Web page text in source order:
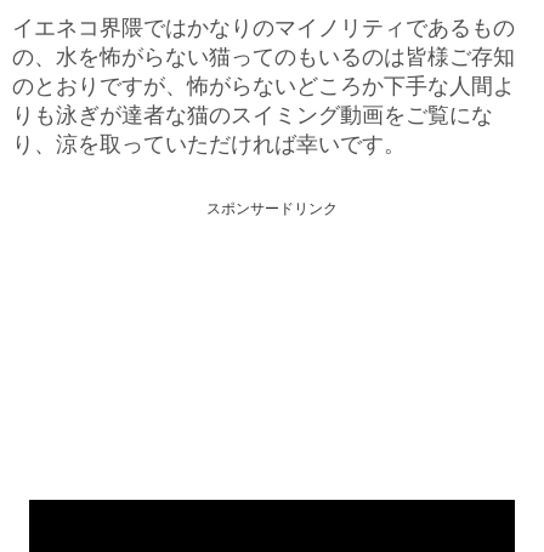
イエネコ界隈ではかなりのマイノリティであるもの
の、水を怖がらない猫ってのもいるのは皆様ご存知
のとおりですが、怖がらないどころか下手な人間よ
りも泳ぎが達者な猫のスイミング動画をご覧にな
り、涼を取っていただければ幸いです。
スポンサードリンク